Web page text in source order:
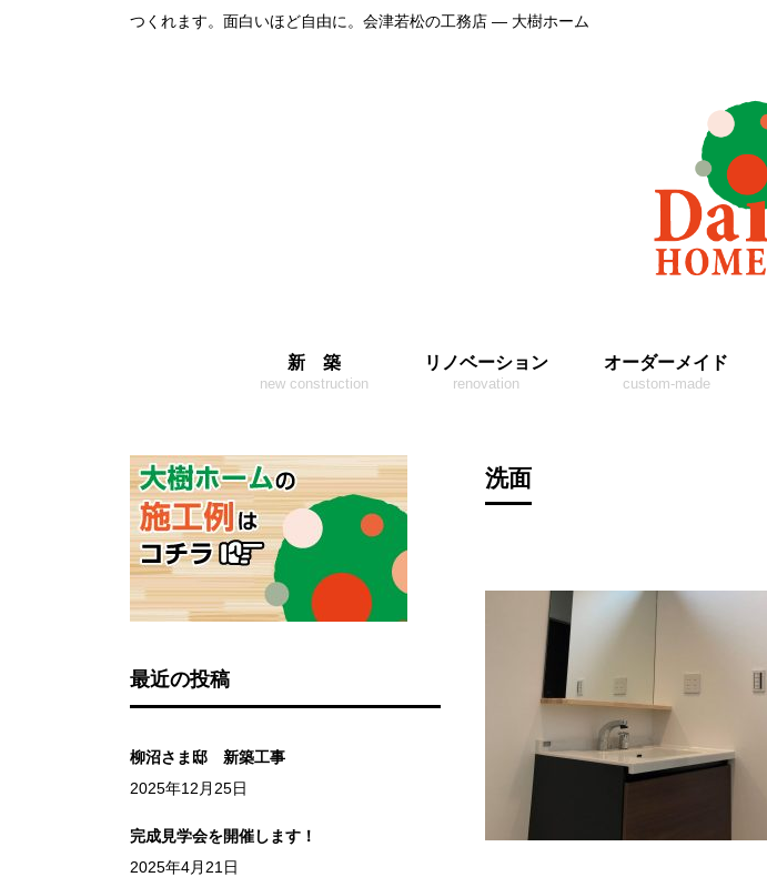
つくれます。面白いほど自由に。会津若松の工務店 ― 大樹ホーム
新 築
new construction
リノベーション
renovation
オーダーメイド
custom-made
洗面
最近の投稿
柳沼さま邸 新築工事
2025年12月25日
完成見学会を開催します！
2025年4月21日